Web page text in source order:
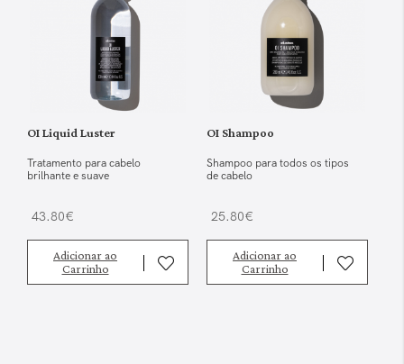
OI Liquid Luster
Tratamento para cabelo
brilhante e suave
43.80€
Adicionar ao
Carrinho
OI Shampoo
Shampoo para todos os tipos
de cabelo
25.80€
Adicionar ao
Carrinho